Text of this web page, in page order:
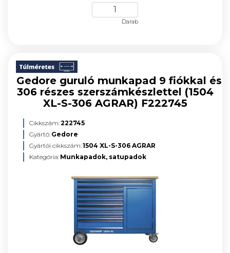
Darab
Gedore guruló munkapad 9 fiókkal és
306 részes szerszámkészlettel (1504
XL-S-306 AGRAR) F222745
Cikkszám:222745
Gyártó: Gedore
Gyártói cikkszám:1504 XL-S-306 AGRAR
Kategória: Munkapadok, satupadok